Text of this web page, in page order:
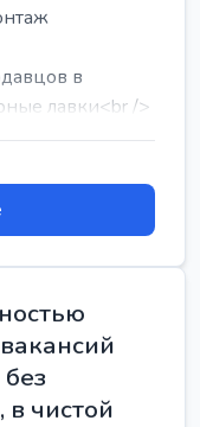
в
лавки<br />
в чистой